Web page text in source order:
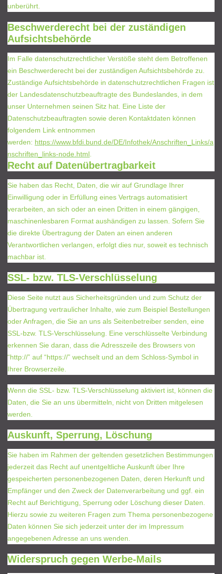
unberührt.
Beschwerderecht bei der zuständigen
Aufsichtsbehörde
Im Falle datenschutzrechtlicher Verstöße steht dem Betroffenen
ein Beschwerderecht bei der zuständigen Aufsichtsbehörde zu.
Zuständige Aufsichtsbehörde in datenschutzrechtlichen Fragen ist
der Landesdatenschutzbeauftragte des Bundeslandes, in dem
unser Unternehmen seinen Sitz hat. Eine Liste der
Datenschutzbeauftragten sowie deren Kontaktdaten können
folgendem Link entnommen
werden: https://www.bfdi.bund.de/DE/Infothek/Anschriften_Links/a
nschriften_links-node.html
Recht auf Datenübertragbarkeit
Sie haben das Recht, Daten, die wir auf Grundlage Ihrer
Einwilligung oder in Erfüllung eines Vertrags automatisiert
verarbeiten, an sich oder an einen Dritten in einem gängigen,
maschinenlesbaren Format aushändigen zu lassen. Sofern Sie
die direkte Übertragung der Daten an einen anderen
Verantwortlichen verlangen, erfolgt dies nur, soweit es technisch
machbar ist.
SSL- bzw. TLS-Verschlüsselung
Diese Seite nutzt aus Sicherheitsgründen und zum Schutz der
Übertragung vertraulicher Inhalte, wie zum Beispiel Bestellungen
oder Anfragen, die Sie an uns als Seitenbetreiber senden, eine
SSL-bzw. TLS-Verschlüsselung. Eine verschlüsselte Verbindung
erkennen Sie daran, dass die Adresszeile des Browsers von
“http://” auf “https://” wechselt und an dem Schloss-Symbol in
Ihrer Browserzeile.
Wenn die SSL- bzw. TLS-Verschlüsselung aktiviert ist, können die
Daten, die Sie an uns übermitteln, nicht von Dritten mitgelesen
werden.
Auskunft, Sperrung, Löschung
Sie haben im Rahmen der geltenden gesetzlichen Bestimmungen
jederzeit das Recht auf unentgeltliche Auskunft über Ihre
gespeicherten personenbezogenen Daten, deren Herkunft und
Empfänger und den Zweck der Datenverarbeitung und ggf. ein
Recht auf Berichtigung, Sperrung oder Löschung dieser Daten.
Hierzu sowie zu weiteren Fragen zum Thema personenbezogene
Daten können Sie sich jederzeit unter der im Impressum
angegebenen Adresse an uns wenden.
Widerspruch gegen Werbe-Mails